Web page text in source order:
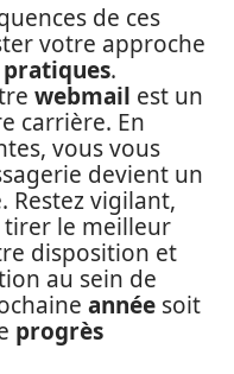
de ces
votre approche
.
webmail est un
carrière. En
vous vous
devient un
Restez vigilant,
le meilleur
disposition et
au sein de
année soit
progrès